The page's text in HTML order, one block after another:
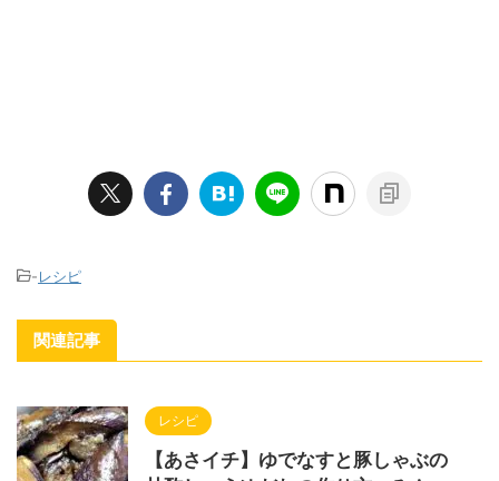
-レシピ
関連記事
レシピ
【あさイチ】ゆでなすと豚しゃぶの